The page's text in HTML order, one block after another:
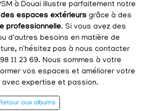
à Douai illustre parfaitement notre
espaces extérieurs grâce à des
professionnelle. Si vous avez des
d'autres besoins en matière de
n'hésitez pas à nous contacter
11 23 69. Nous sommes à votre
vos espaces et améliorer votre
avec expertise et passion.
aux albums